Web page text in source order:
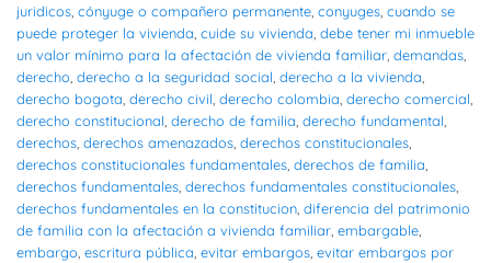
juridicos, cónyuge o compañero permanente, conyuges, cuando se
puede proteger la vivienda, cuide su vivienda, debe tener mi inmueble
un valor mínimo para la afectación de vivienda familiar, demandas,
derecho, derecho a la seguridad social, derecho a la vivienda,
derecho bogota, derecho civil, derecho colombia, derecho comercial,
derecho constitucional, derecho de familia, derecho fundamental,
derechos, derechos amenazados, derechos constitucionales,
derechos constitucionales fundamentales, derechos de familia,
derechos fundamentales, derechos fundamentales constitucionales,
derechos fundamentales en la constitucion, diferencia del patrimonio
de familia con la afectación a vivienda familiar, embargable,
embargo, escritura pública, evitar embargos, evitar embargos por